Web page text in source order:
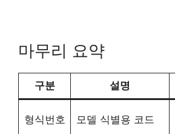
마무리 요약
구분 설명
형식번호 모델 식별용 코드